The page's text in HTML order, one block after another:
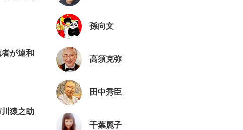
が違和
猿之助
孫向文
高須克弥
田中秀臣
千葉麗子